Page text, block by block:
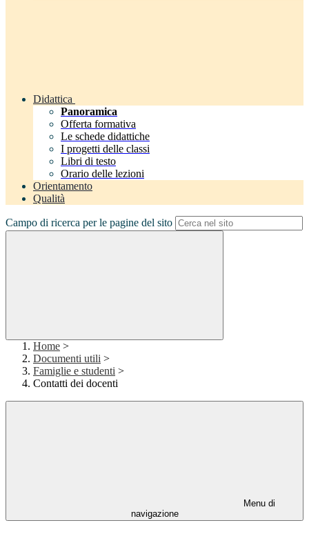
Didattica
Panoramica
Offerta formativa
Le schede didattiche
I progetti delle classi
Libri di testo
Orario delle lezioni
Orientamento
Qualità
Campo di ricerca per le pagine del sito
Home >
Documenti utili >
Famiglie e studenti >
Contatti dei docenti
Menu di
navigazione